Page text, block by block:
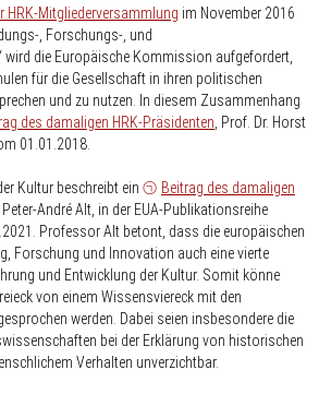
HRK-Mitgliederversammlung im November 2016
, Forschungs-, und
wird die Europäische Kommission aufgefordert,
für die Gesellschaft in ihren politischen
und zu nutzen. In diesem Zusammenhang
des damaligen HRK-Präsidenten , Prof. Dr. Horst
01.01.2018.
Kultur beschreibt ein
Beitrag des damaligen
Peter-André Alt, in der EUA-Publikationsreihe
Professor Alt betont, dass die europäischen
Forschung und Innovation auch eine vierte
und Entwicklung der Kultur. Somit könne
von einem Wissensviereck mit den
werden. Dabei seien insbesondere die
bei der Erklärung von historischen
Verhalten unverzichtbar.